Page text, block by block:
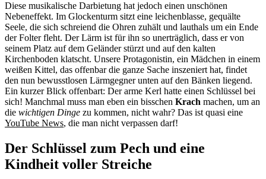
Diese musikalische Darbietung hat jedoch einen unschönen
Nebeneffekt. Im Glockenturm sitzt eine leichenblasse, gequälte
Seele, die sich schreiend die Ohren zuhält und lauthals um ein Ende
der Folter fleht. Der Lärm ist für ihn so unerträglich, dass er von
seinem Platz auf dem Geländer stürzt und auf den kalten
Kirchenboden klatscht. Unsere Protagonistin, ein Mädchen in einem
weißen Kittel, das offenbar die ganze Sache inszeniert hat, findet
den nun bewusstlosen Lärmgegner unten auf den Bänken liegend.
Ein kurzer Blick offenbart: Der arme Kerl hatte einen Schlüssel bei
sich! Manchmal muss man eben ein bisschen Krach machen, um an
die wichtigen Dinge zu kommen, nicht wahr? Das ist quasi eine
YouTube News, die man nicht verpassen darf!
Der Schlüssel zum Pech und eine
Kindheit voller Streiche